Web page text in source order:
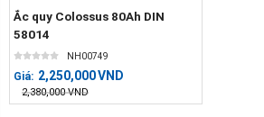
Ắc quy Colossus 80Ah DIN
58014
NH00749
Giá: 2,250,000VND
2,380,000 VND